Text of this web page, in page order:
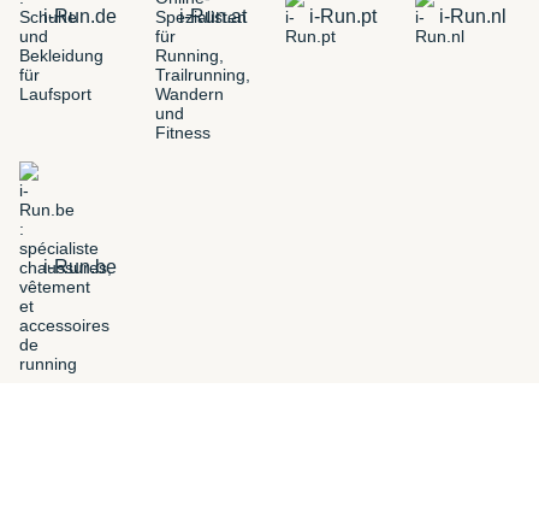
i-Run.de i-Run.at i-Run.pt i-Run.nl
i-Run.be